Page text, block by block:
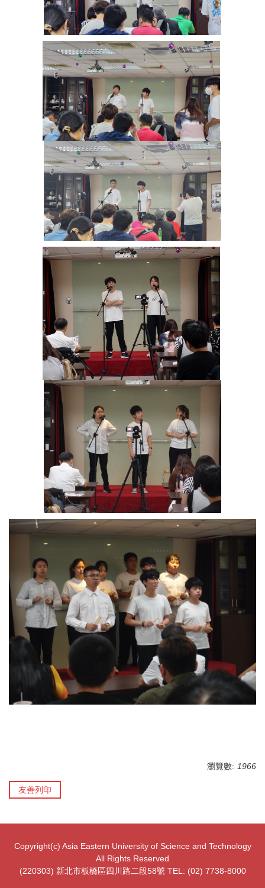
瀏覽數: 1966
友善列印
Copyright(c) Asia Eastern University of Science and Technology
All Rights Reserved
(220303) 新北市板橋區四川路二段58號 TEL: (02) 7738-8000